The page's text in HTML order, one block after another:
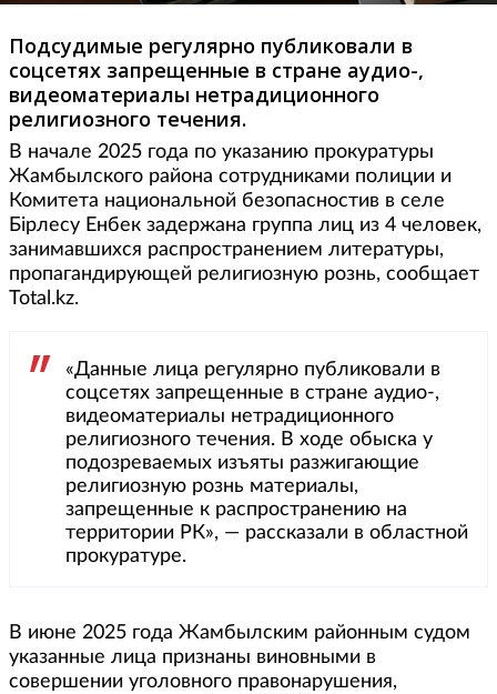
Подсудимые регулярно публиковали в
соцсетях запрещенные в стране аудио-,
видеоматериалы нетрадиционного
религиозного течения.
В начале 2025 года по указанию прокуратуры
Жамбылского района сотрудниками полиции и
Комитета национальной безопасностив в селе
Бірлесу Енбек задержана группа лиц из 4 человек,
занимавшихся распространением литературы,
пропагандирующей религиозную рознь, сообщает
Total.kz.
«Данные лица регулярно публиковали в
соцсетях запрещенные в стране аудио-,
видеоматериалы нетрадиционного
религиозного течения. В ходе обыска у
подозреваемых изъяты разжигающие
религиозную рознь материалы,
запрещенные к распространению на
территории РК», — рассказали в областной
прокуратуре.
В июне 2025 года Жамбылским районным судом
указанные лица признаны виновными в
совершении уголовного правонарушения,